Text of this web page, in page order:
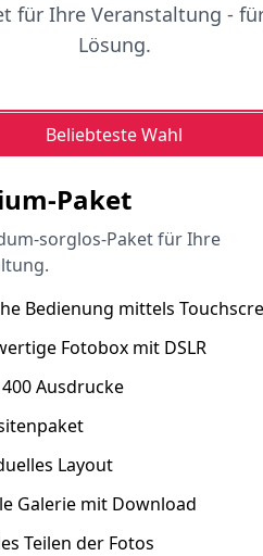
für Ihre Veranstaltung -
Lösung.
Beliebteste Wahl
Paket
sorglos-Paket für Ihre
Bedienung mittels
Fotobox mit DSLR
Ausdrucke
Layout
Galerie mit Download
Teilen der Fotos